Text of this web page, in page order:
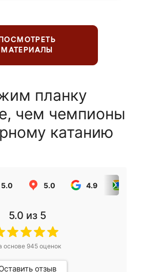
ПОСМОТРЕТЬ
МАТЕРИАЛЫ
планку
чем чемпионы
катанию
5.0 5.0 4.9
5.0 из 5
основе 945оценок
отзыв